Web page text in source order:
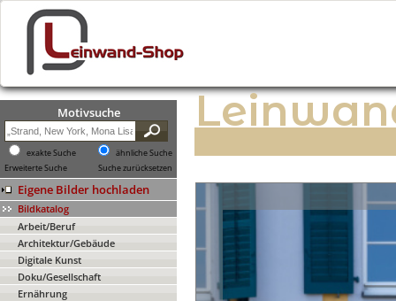
Motivsuche
exakte Suche
ähnliche Suche
Erweiterte Suche
Suche zurücksetzen
Eigene Bilder hochladen
Bildkatalog
Arbeit/Beruf
Architektur/Gebäude
Digitale Kunst
Doku/Gesellschaft
Ernährung